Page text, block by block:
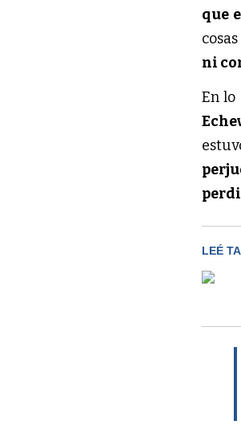
que
ni
En
LEÉ